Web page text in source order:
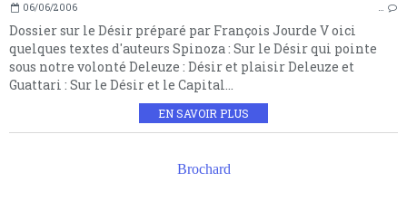
06/06/2006 …
Dossier sur le Désir préparé par François Jourde V oici
quelques textes d'auteurs Spinoza : Sur le Désir qui pointe
sous notre volonté Deleuze : Désir et plaisir Deleuze et
Guattari : Sur le Désir et le Capital...
EN SAVOIR PLUS
Brochard